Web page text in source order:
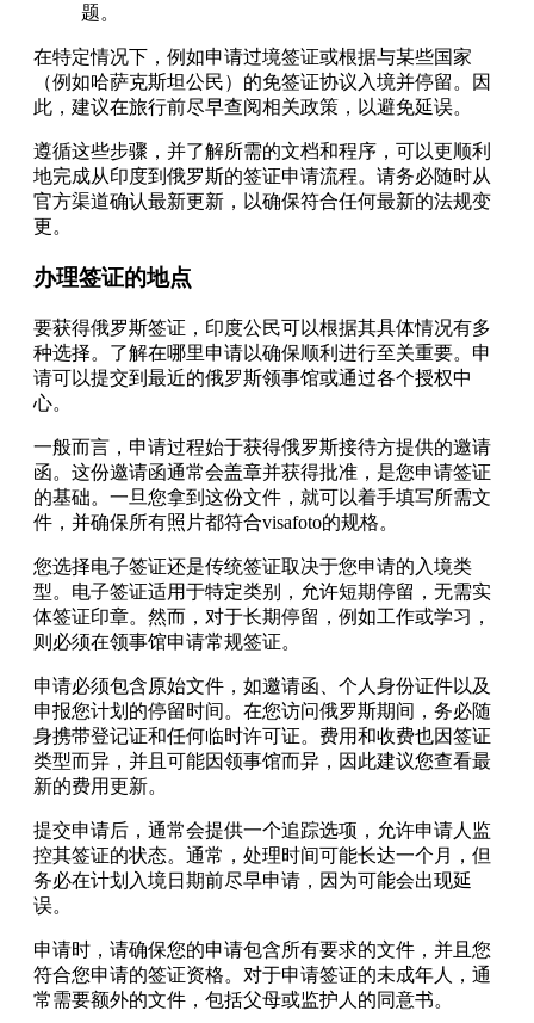
题。
在特定情况下，例如申请过境签证或根据与某些国家
（例如哈萨克斯坦公民）的免签证协议入境并停留。因
此，建议在旅行前尽早查阅相关政策，以避免延误。
遵循这些步骤，并了解所需的文档和程序，可以更顺利
地完成从印度到俄罗斯的签证申请流程。请务必随时从
官方渠道确认最新更新，以确保符合任何最新的法规变
更。
办理签证的地点
要获得俄罗斯签证，印度公民可以根据其具体情况有多
种选择。了解在哪里申请以确保顺利进行至关重要。申
请可以提交到最近的俄罗斯领事馆或通过各个授权中
心。
一般而言，申请过程始于获得俄罗斯接待方提供的邀请
函。这份邀请函通常会盖章并获得批准，是您申请签证
的基础。一旦您拿到这份文件，就可以着手填写所需文
件，并确保所有照片都符合visafoto的规格。
您选择电子签证还是传统签证取决于您申请的入境类
型。电子签证适用于特定类别，允许短期停留，无需实
体签证印章。然而，对于长期停留，例如工作或学习，
则必须在领事馆申请常规签证。
申请必须包含原始文件，如邀请函、个人身份证件以及
申报您计划的停留时间。在您访问俄罗斯期间，务必随
身携带登记证和任何临时许可证。费用和收费也因签证
类型而异，并且可能因领事馆而异，因此建议您查看最
新的费用更新。
提交申请后，通常会提供一个追踪选项，允许申请人监
控其签证的状态。通常，处理时间可能长达一个月，但
务必在计划入境日期前尽早申请，因为可能会出现延
误。
申请时，请确保您的申请包含所有要求的文件，并且您
符合您申请的签证资格。对于申请签证的未成年人，通
常需要额外的文件，包括父母或监护人的同意书。